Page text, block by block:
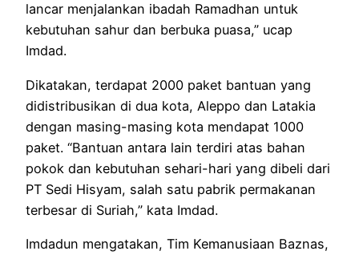
lancar menjalankan ibadah Ramadhan untuk
kebutuhan sahur dan berbuka puasa,” ucap
Imdad.
Dikatakan, terdapat 2000 paket bantuan yang
didistribusikan di dua kota, Aleppo dan Latakia
dengan masing-masing kota mendapat 1000
paket. “Bantuan antara lain terdiri atas bahan
pokok dan kebutuhan sehari-hari yang dibeli dari
PT Sedi Hisyam, salah satu pabrik permakanan
terbesar di Suriah,” kata Imdad.
Imdadun mengatakan, Tim Kemanusiaan Baznas,